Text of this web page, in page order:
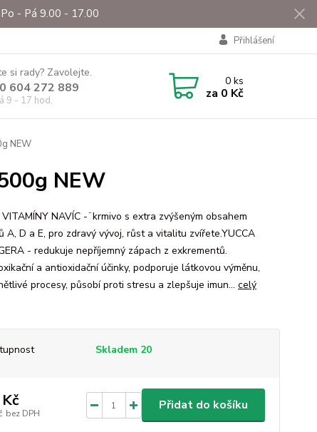
- Pá 9.00 - 17.00
Přihlášení
si rady? Zavolejte.
604 272 889
9 - 17 hod.
0ks
za 0 Kč
NEW
NEW
NAVÍC -¨krmivo s extra zvýšeným obsahem
A, D a E, pro zdravý vývoj, růst a vitalitu zvířete.YUCCA
- redukuje nepříjemný zápach z exkrementů.
a antioxidační účinky, podporuje látkovou výměnu,
procesy, působí proti stresu a zlepšuje imun... celý
Skladem 20
bez DPH
Přidat do košíku